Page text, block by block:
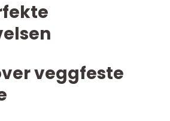
veggfeste